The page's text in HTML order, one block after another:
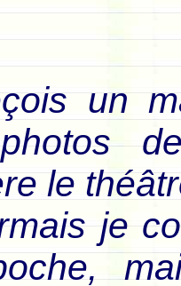
un
le
je